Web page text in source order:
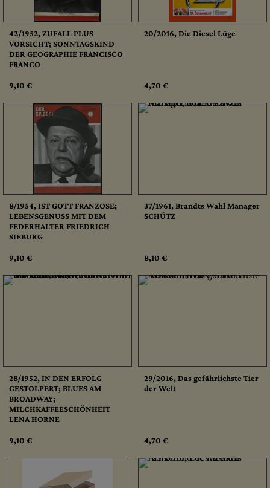
42/1952, ZUFALL PLUS
VORSICHT; SONNTAGSKIND
DER GEOGRAPHIE FRANCISCO
FRANCO
9,10 €
20/2016, Die Diesel Lüge
4,70 €
8/1954, IST GOTT FRANZOSE;
LEBENSGENUSS MIT DEM
FEDERHALTER FRIEDRICH
SIEBURG
9,10 €
37/1961, Brandts Wahl Manager
SCHÜTZ
8,10 €
28/1952, IN DEN ERFOLG
GESTOLPERT; BLUES AM
BROADWAY;
MILCHKAFFEESCHÖNHEIT
LENA HORNE
9,10 €
29/2016, Das gefährlichste Tier
der Welt
4,70 €